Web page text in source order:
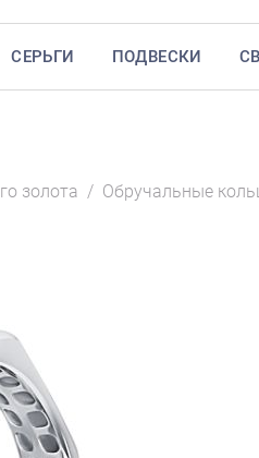
СЕРЬГИ ПОДВЕСКИ
золота / Обручальные